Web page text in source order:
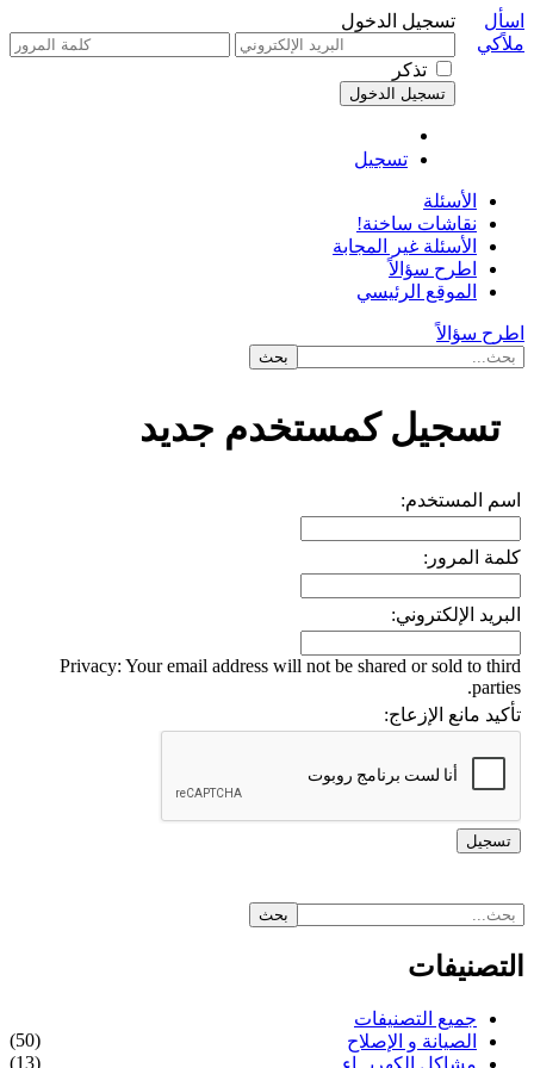
تسجيل الدخول
تذكر
تسجيل
اسأل
ملاًكي
الأسئلة
نقاشات ساخنة!
الأسئلة غير المجابة
اطرح سؤالاً
الموقع الرئيسي
اطرح سؤالاً
تسجيل كمستخدم جديد
اسم المستخدم:
كلمة المرور:
البريد الإلكتروني:
Privacy: Your email address will not be shared or sold to third
parties.
تأكيد مانع الإزعاج:
التصنيفات
جميع التصنيفات
الصيانة و الإصلاح
(50)
(13)